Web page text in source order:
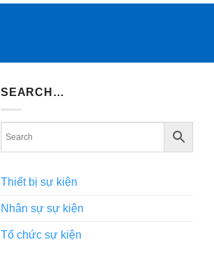
SEARCH…
Thiết bị sự kiện
Nhân sự sự kiện
Tổ chức sự kiện